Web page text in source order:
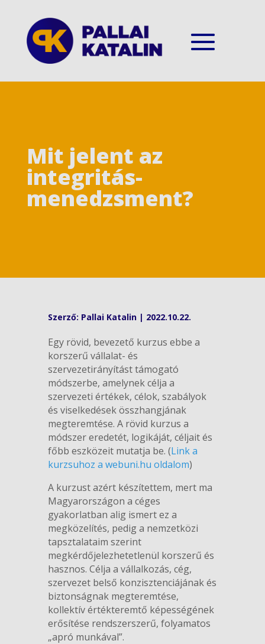
Mit jelent az
integritás-
menedzsment?
Szerző: Pallai Katalin| 2022.10.22.
Egy rövid, bevezető kurzus ebbe a
korszerű vállalat- és
szervezetirányítást támogató
módszerbe, amelynek célja a
szervezeti értékek, célok, szabályok
és viselkedések összhangjának
megteremtése. A rövid kurzus a
módszer eredetét, logikáját, céljait és
főbb eszközeit mutatja be. (Link a
kurzsuhoz a webuni.hu oldalom)
A kurzust azért készítettem, mert ma
Magyarországon a céges
gyakorlatban alig ismert ez a
megközelítés, pedig a nemzetközi
tapsztalataim szerint
megkérdőjelezhetetlenül korszerű és
hasznos. Célja a vállalkozás, cég,
szervezet belső konzisztenciájának és
biztonságnak megteremtése,
kollektív értékteremtő képességének
erősítése rendszerszerű, folyamatos
„apró munkával”.